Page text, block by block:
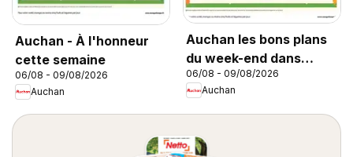
Auchan - À l'honneur
cette semaine
06/08 - 09/08/2026
Auchan
Auchan les bons plans
du week-end dans
votre super
06/08 - 09/08/2026
Auchan